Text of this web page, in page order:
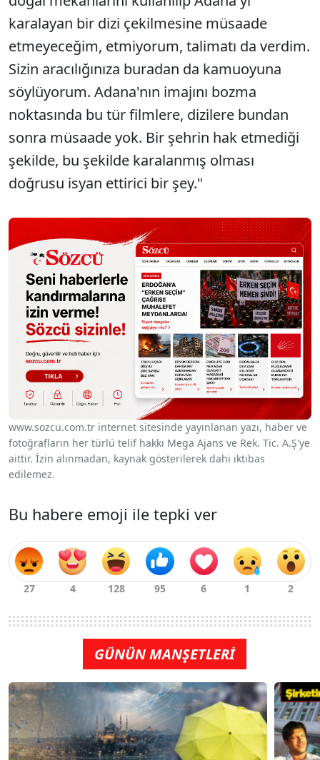
karalayan bir dizi çekilmesine müsaade
etmeyeceğim, etmiyorum, talimatı da verdim.
Sizin aracılığınıza buradan da kamuoyuna
söylüyorum. Adana'nın imajını bozma
noktasında bu tür filmlere, dizilere bundan
sonra müsaade yok. Bir şehrin hak etmediği
şekilde, bu şekilde karalanmış olması
doğrusu isyan ettirici bir şey."
www.sozcu.com.tr internet sitesinde yayınlanan yazı, haber ve
fotoğrafların her türlü telif hakkı Mega Ajans ve Rek. Tic. A.Ş'ye
aittir. İzin alınmadan, kaynak gösterilerek dahi iktibas
edilemez.
Bu habere emoji ile tepki ver
GÜNÜN MANŞETLERİ